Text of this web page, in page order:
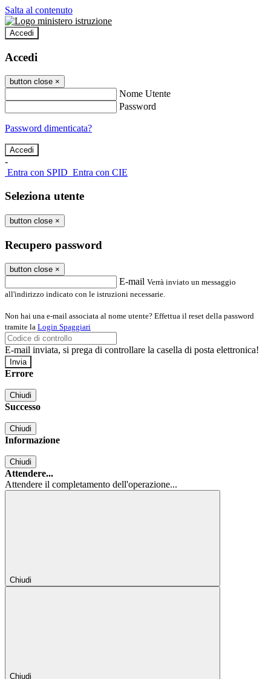
Salta al contenuto
Accedi
Accedi
button close ×
Nome Utente
Password
Password dimenticata?
-
Entra con SPID Entra con CIE
Seleziona utente
button close ×
Recupero password
button close ×
E-mail Verrà inviato un messaggio
all'indirizzo indicato con le istruzioni necessarie.
Non hai una e-mail associata al nome utente? Effettua il reset della password
tramite la Login Spaggiari
E-mail inviata, si prega di controllare la casella di posta elettronica!
Errore
Chiudi
Successo
Chiudi
Informazione
Chiudi
Attendere...
Attendere il completamento dell'operazione...
Chiudi
Chiudi